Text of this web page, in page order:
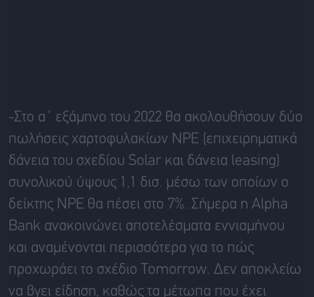
-Στο α΄ εξάμηνο του 2022 θα ακολουθήσουν δύο
πωλήσεις χαρτοφυλακίων NPE (επιχειρηματικά
δάνεια του σχεδίου Solar και δάνεια leasing)
συνολικού ύψους 1,1 δισ. μέσω των οποίων ο
δείκτης NPE θα πέσει στο 7%. Σήμερα η Alpha
Bank ανακοινώνει αποτελέσματα εννιαμήνου
και αναμένονται περισσότερα για το πώς
προχωράει το σχέδιο Tomorrow. Δεν αποκλείω
να βγει είδηση, καθώς τα μέτωπα που έχει